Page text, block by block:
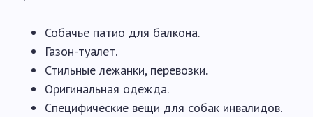
Собачье патио для балкона.
Газон-туалет.
Стильные лежанки, перевозки.
Оригинальная одежда.
Специфические вещи для собак инвалидов.